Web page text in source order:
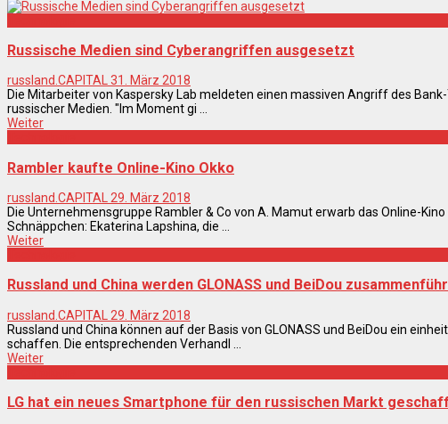
Russische Medien sind Cyberangriffen ausgesetzt
russland.CAPITAL31. März 2018
Die Mitarbeiter von Kaspersky Lab meldeten einen massiven Angriff des
russischer Medien. "Im Moment gi ...
Weiter
Rambler kaufte Online-Kino Okko
russland.CAPITAL
29. März 2018
Die Unternehmensgruppe Rambler & Co von A. Mamut erwarb das Online-
Schnäppchen: Ekaterina Lapshina, die ...
Weiter
Russland und China werden GLONASS und BeiDou
russland.CAPITAL
29. März 2018
Russland und China können auf der Basis von GLONASS und BeiDou ein
schaffen. Die entsprechenden Verhandl ...
Weiter
LG hat ein neues Smartphone für den russischen Markt